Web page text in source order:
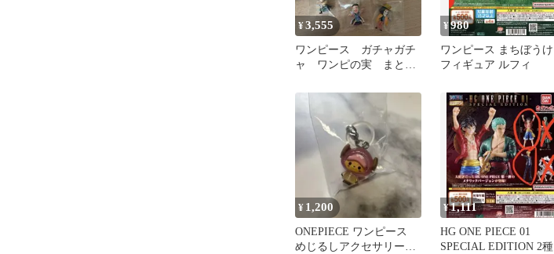
¥3,555
ワンピース ガチャガチ
ャ ワンピの実 まとめ
¥980
ワンピース まちぼうけ
フィギュア ルフィ
¥ 1,200
ONEPIECE ワンピース
めじるしアクセサリー
¥1,111
HG ONE PIECE 01
SPECIAL EDITION 2種